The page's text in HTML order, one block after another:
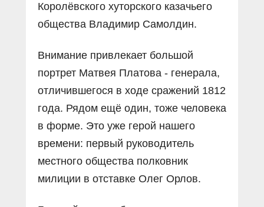
Королёвского хуторского казачьего
общества Владимир Самолдин.
Внимание привлекает большой
портрет Матвея Платова - генерала,
отличившегося в ходе сражений 1812
года. Рядом ещё один, тоже человека
в форме. Это уже герой нашего
времени: первый руководитель
местного общества полковник
милиции в отставке Олег Орлов.